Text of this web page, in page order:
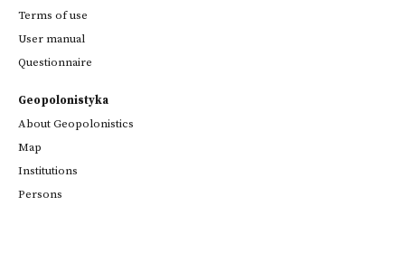
Terms of use
User manual
Questionnaire
Geopolonistyka
About Geopolonistics
Map
Institutions
Persons